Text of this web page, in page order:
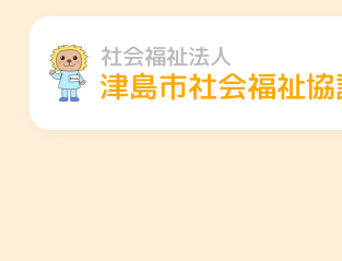
社会福祉法人
津島市社会福祉